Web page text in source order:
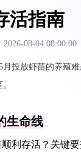
活指南
2026-08-04 08:00:00
月投放虾苗的养殖
生命线
利存活？关键